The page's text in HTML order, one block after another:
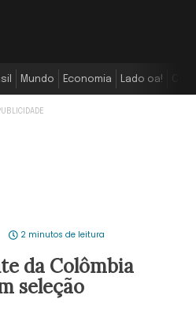
Mundo Economia Lado oa!
2 minutos de leitura
da Colômbia
seleção